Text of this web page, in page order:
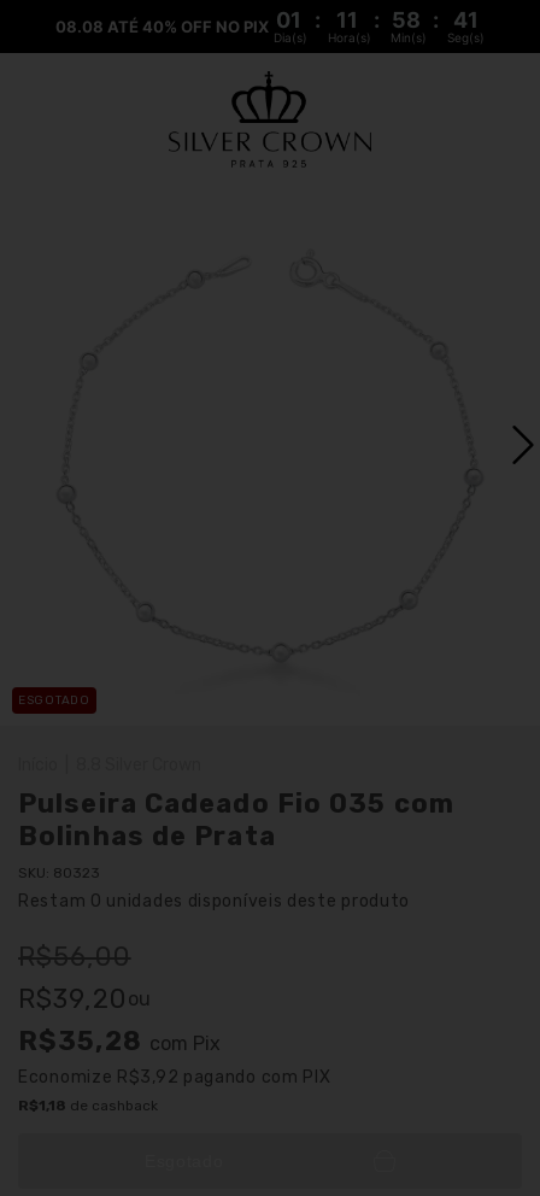
08.08 ATÉ 40% OFF NO PIX 01 : 11 : 58 : 41
Dia(s) Hora(s) Min(s) Seg(s)
ESGOTADO
Pulseira Cadeado Fio 035 com
Bolinhas de Prata
SKU: 80323
Restam 0 unidades disponíveis deste produto
R$56,00
R$39,20 ou
R$35,28 com Pix
Economize R$3,92 pagando com PIX
R$1,18 de cashback